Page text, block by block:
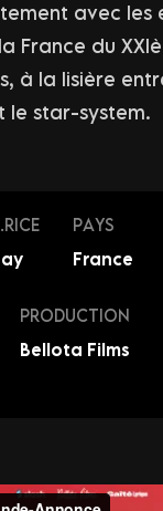
avec les
France du
à la lisière
le star-system.
PAYS
France
PRODUCTION
Bellota Films